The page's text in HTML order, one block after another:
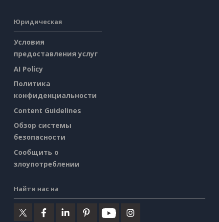
Юридическая
Условия
предоставления услуг
AI Policy
Политика
конфиденциальности
Content Guidelines
Обзор системы
безопасности
Сообщить о
злоупотреблении
Найти нас на